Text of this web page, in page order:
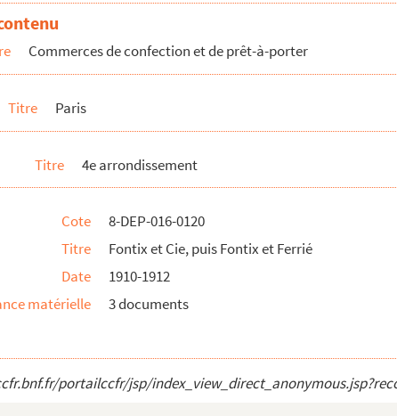
renommée
Commerces de confection et de prêt-à-porter
Titre Paris
Titre 4e arrondissement
Cote
8-DEP-016-0120
Titre
Fontix et Cie, puis Fontix et Ferrié
Date
1910-1912
matérielle
3 documents
portailccfr/jsp/